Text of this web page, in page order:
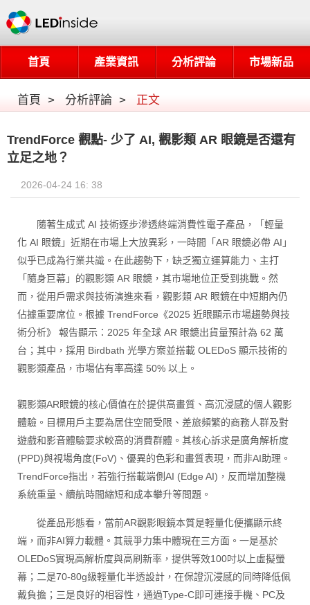
市場新品
分析評論
產業資訊
首頁
首頁 > 分析評論 > 正文
TrendForce 觀點- 少了 AI, 觀影類 AR 眼鏡是否還有
立足之地？
2026-04-24 16: 38
隨著生成式 AI 技術逐步滲透終端消費性電子產品，「輕量
化 AI 眼鏡」近期在市場上大放異彩，一時間「AR 眼鏡必帶 AI」
似乎已成為行業共識。在此趨勢下，缺乏獨立運算能力、主打
「隨身巨幕」的觀影類 AR 眼鏡，其市場地位正受到挑戰。然
而，從用戶需求與技術演進來看，觀影類 AR 眼鏡在中短期內仍
佔據重要席位。根據 TrendForce《2025 近眼顯示市場趨勢與技
術分析》 報告顯示：2025 年全球 AR 眼鏡出貨量預計為 62 萬
台；其中，採用 Birdbath 光學方案並搭載 OLEDoS 顯示技術的
觀影類產品，市場佔有率高達 50% 以上。
觀影類AR眼鏡的核心價值在於提供高畫質、高沉浸感的個人觀影
體驗。目標用戶主要為居住空間受限、差旅頻繁的商務人群及對
遊戲和影音體驗要求較高的消費群體。其核心訴求是廣角解析度
(PPD)與視場角度(FoV)、優異的色彩和畫質表現，而非AI助理。
TrendForce指出，若強行搭載端側AI (Edge AI)，反而增加整機
系統重量、續航時間縮短和成本攀升等問題。
從產品形態看，當前AR觀影眼鏡本質是輕量化便攜顯示終
端，而非AI算力載體。其競爭力集中體現在三方面。一是基於
OLEDoS實現高解析度與高刷新率，提供等效100吋以上虛擬螢
幕；二是70-80g級輕量化半透設計，在保證沉浸感的同時降低佩
戴負擔；三是良好的相容性，通過Type-C即可連接手機、PC及